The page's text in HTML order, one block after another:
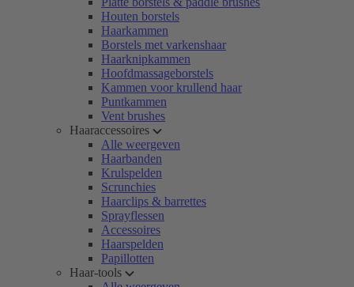
Houten borstels
Haarkammen
Borstels met varkenshaar
Haarknipkammen
Hoofdmassageborstels
Kammen voor krullend haar
Puntkammen
Vent brushes
Haaraccessoires
Alle weergeven
Haarbanden
Krulspelden
Scrunchies
Haarclips & barrettes
Sprayflessen
Accessoires
Haarspelden
Papillotten
Haar-tools